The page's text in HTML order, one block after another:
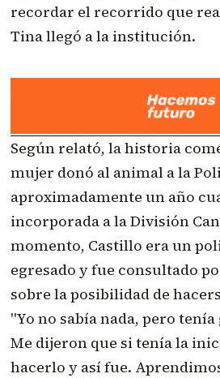
recordar el recorrido que
Tina llegó a la institución.
Según relató, la historia
mujer donó al animal a la
aproximadamente un año
incorporada a la División
momento, Castillo era un
egresado y fue consultado
sobre la posibilidad de
"Yo no sabía nada, pero
Me dijeron que si tenía la
hacerlo y así fue.